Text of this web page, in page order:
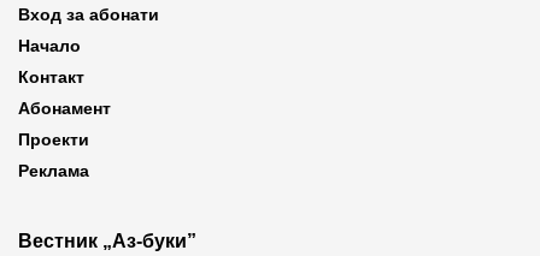
Вход за абонати
Начало
Контакт
Абонамент
Проекти
Реклама
Вестник „Аз-буки”